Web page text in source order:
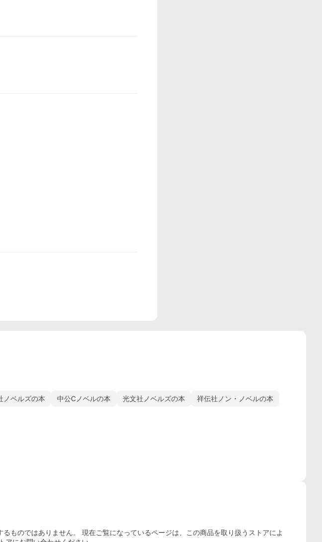
ノベルズの本 中公Cノベルの本 光文社ノベルズの本
祥伝社ノン・ノベルの本
ものではありません。 現在ご覧になっているページは、この商品を取り扱うストアによ